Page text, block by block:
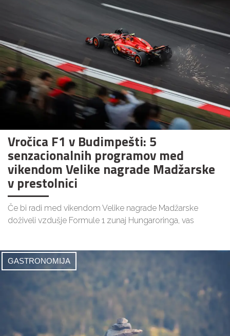
Vročica F1 v Budimpešti: 5
senzacionalnih programov med
vikendom Velike nagrade Madžarske
v prestolnici
Če bi radi med vikendom Velike nagrade Madžarske
doživeli vzdušje Formule 1 zunaj Hungaroringa, vas
GASTRONOMIJA